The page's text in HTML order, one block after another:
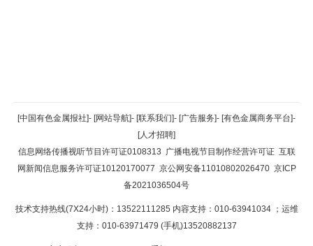
返回顶部
返回首页
[中国有色金属报社]- [网站导航]- [联系我们]- [广告服务]- [有色金属商务平台]-
[人才招聘]
信息网络传播视听节目许可证0108313 广播电视节目制作经营许可证 互联
网新闻信息服务许可证10120170077 京公网安备11010802026470 京ICP
备2021036504号
技术支持热线(7X24小时)：13522111285 内容支持：010-63941034 ；运维
支持：010-63971479 (手机)13520882137